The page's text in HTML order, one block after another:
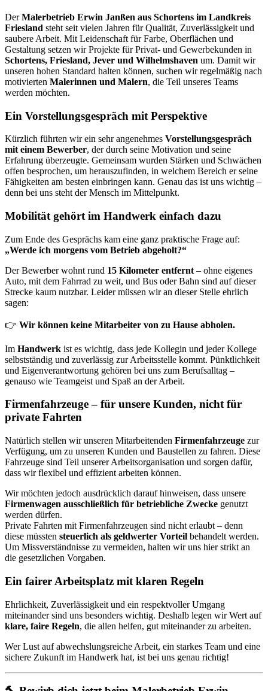
DerMalerbetrieb Erwin Janßen aus Schortens im Landkreis
Friesland steht seit vielen Jahren für Qualität, Zuverlässigkeit und
saubere Arbeit. Mit Leidenschaft für Farbe, Oberflächen und
Gestaltung setzen wir Projekte für Privat- und Gewerbekunden in
Schortens, Friesland, Jever und Wilhelmshaven um. Damit wir
unseren hohen Standard halten können, suchen wir regelmäßig nach
motivierten Malerinnen und Malern, die Teil unseres Teams
werden möchten.
Ein Vorstellungsgespräch mit Perspektive
Kürzlich führten wir ein sehr angenehmes Vorstellungsgespräch
mit einem Bewerber, der durch seine Motivation und seine
Erfahrung überzeugte. Gemeinsam wurden Stärken und Schwächen
offen besprochen, um herauszufinden, in welchem Bereich er seine
Fähigkeiten am besten einbringen kann. Genau das ist uns wichtig –
denn bei uns steht der Mensch im Mittelpunkt.
Mobilität gehört im Handwerk einfach dazu
Zum Ende des Gesprächs kam eine ganz praktische Frage auf:
„Werde ich morgens vom Betrieb abgeholt?“
Der Bewerber wohnt rund 15 Kilometer entfernt – ohne eigenes
Auto, mit dem Fahrrad zu weit, und Bus oder Bahn sind auf dieser
Strecke kaum nutzbar. Leider müssen wir an dieser Stelle ehrlich
sagen:
👉 Wir können keine Mitarbeiter von zu Hause abholen.
Im Handwerk ist es wichtig, dass jede Kollegin und jeder Kollege
selbstständig und zuverlässig zur Arbeitsstelle kommt. Pünktlichkeit
und Eigenverantwortung gehören bei uns zum Berufsalltag –
genauso wie Teamgeist und Spaß an der Arbeit.
Firmenfahrzeuge – für unsere Kunden, nicht für
private Fahrten
Natürlich stellen wir unseren Mitarbeitenden Firmenfahrzeuge zur
Verfügung, um zu unseren Kunden und Baustellen zu fahren. Diese
Fahrzeuge sind Teil unserer Arbeitsorganisation und sorgen dafür,
dass wir flexibel und effizient arbeiten können.
Wir möchten jedoch ausdrücklich darauf hinweisen, dass unsere
Firmenwagen ausschließlich für betriebliche Zwecke genutzt
werden dürfen.
Private Fahrten mit Firmenfahrzeugen sind nicht erlaubt – denn
diese müssten steuerlich als geldwerter Vorteil behandelt werden.
Um Missverständnisse zu vermeiden, halten wir uns hier strikt an
die gesetzlichen Vorgaben.
Ein fairer Arbeitsplatz mit klaren Regeln
Ehrlichkeit, Zuverlässigkeit und ein respektvoller Umgang
miteinander sind uns besonders wichtig. Deshalb legen wir Wert auf
klare, faire Regeln, die allen helfen, gut miteinander zu arbeiten.
Wer Lust auf abwechslungsreiche Arbeit, ein starkes Team und eine
sichere Zukunft im Handwerk hat, ist bei uns genau richtig!